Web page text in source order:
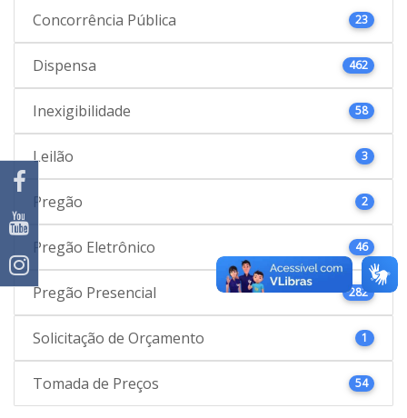
Concorrência Pública 23
Dispensa 462
Inexigibilidade 58
Leilão 3
Pregão 2
Pregão Eletrônico 46
Pregão Presencial 282
Solicitação de Orçamento 1
Tomada de Preços 54